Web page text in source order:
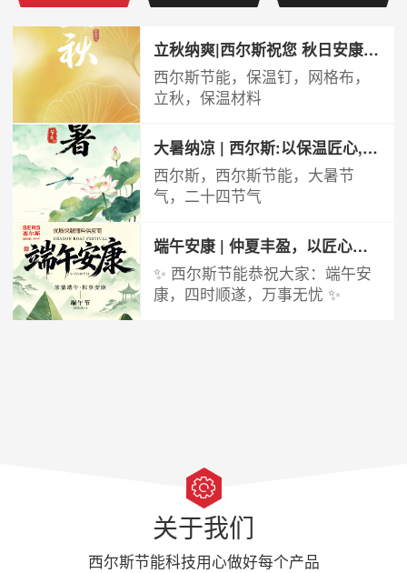
立秋纳爽|西尔斯祝您 秋日安康 万事可期
西尔斯节能，保温钉，网格布，
立秋，保温材料
大暑纳凉 | 西尔斯:以保温匠心,抵御盛夏酷暑
西尔斯，西尔斯节能，大暑节
气，二十四节气
端午安康 | 仲夏丰盈，以匠心赴美好！
✨ 西尔斯节能恭祝大家：端午安
康，四时顺遂，万事无忧 ✨
关于我们
西尔斯节能科技用心做好每个产品